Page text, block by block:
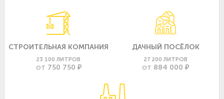
СТРОИТЕЛЬНАЯ КОМПАНИЯ
23 100 ЛИТРОВ
ОТ 750 750 ₽
ДАЧНЫЙ ПОСЁЛОК
27 200 ЛИТРОВ
ОТ 884 000 ₽